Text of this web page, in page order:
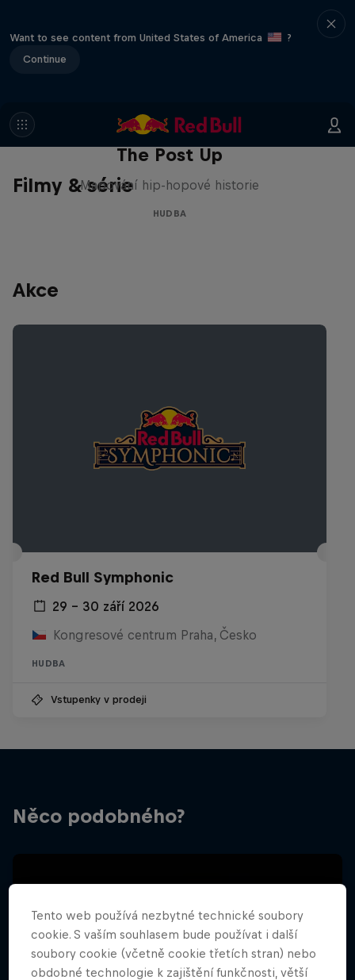
Want to see content from United States of America
?
Continue
Filmy & série
The Post Up
Mapování hip-hopové historie
HUDBA
Akce
Red Bull Symphonic
29 – 30 září 2026
Kongresové centrum Praha, Česko
HUDBA
Vstupenky v prodeji
Něco podobného?
Tento web používá nezbytné technické soubory
cookie. S vaším souhlasem bude používat i další
soubory cookie (včetně cookie třetích stran) nebo
obdobné technologie k zajištění funkčnosti, větší